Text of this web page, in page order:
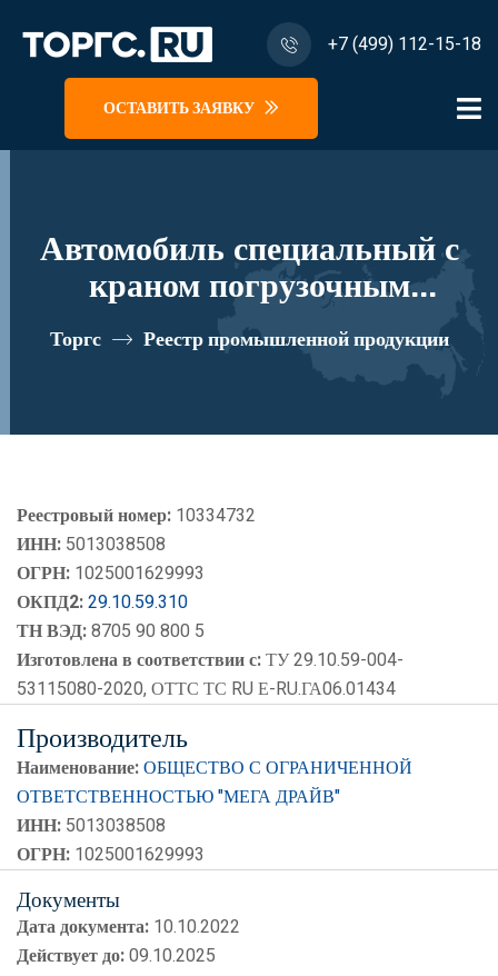
+7 (499) 112-15-18
ОСТАВИТЬ ЗАЯВКУ
Автомобиль специальный с
краном погрузочным
гидравлическим типа МКМА
на базе УРАЛ 4320 и его
реестровый номер 10334732
Торгс Реестр промышленной продукции
Реестровый номер: 10334732
ИНН: 5013038508
ОГРН: 1025001629993
ОКПД2:29.10.59.310
ТН ВЭД:8705 90 800 5
Изготовлена в соответствии с:ТУ 29.10.59-004-
53115080-2020, ОТТС ТС RU Е-RU.ГА06.01434
Производитель
Наименование:ОБЩЕСТВО С ОГРАНИЧЕННОЙ
ОТВЕТСТВЕННОСТЬЮ "МЕГА ДРАЙВ"
ИНН: 5013038508
ОГРН: 1025001629993
Документы
Дата документа: 10.10.2022
Действует до:09.10.2025